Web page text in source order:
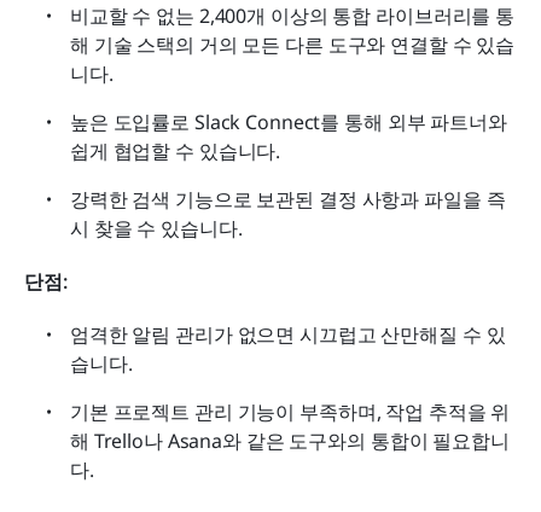
비교할 수 없는 2,400개 이상의 통합 라이브러리를 통
해 기술 스택의 거의 모든 다른 도구와 연결할 수 있습
니다.
높은 도입률로 Slack Connect를 통해 외부 파트너와
쉽게 협업할 수 있습니다.
강력한 검색 기능으로 보관된 결정 사항과 파일을 즉
시 찾을 수 있습니다.
단점:
엄격한 알림 관리가 없으면 시끄럽고 산만해질 수 있
습니다.
기본 프로젝트 관리 기능이 부족하며, 작업 추적을 위
해 Trello나 Asana와 같은 도구와의 통합이 필요합니
다.